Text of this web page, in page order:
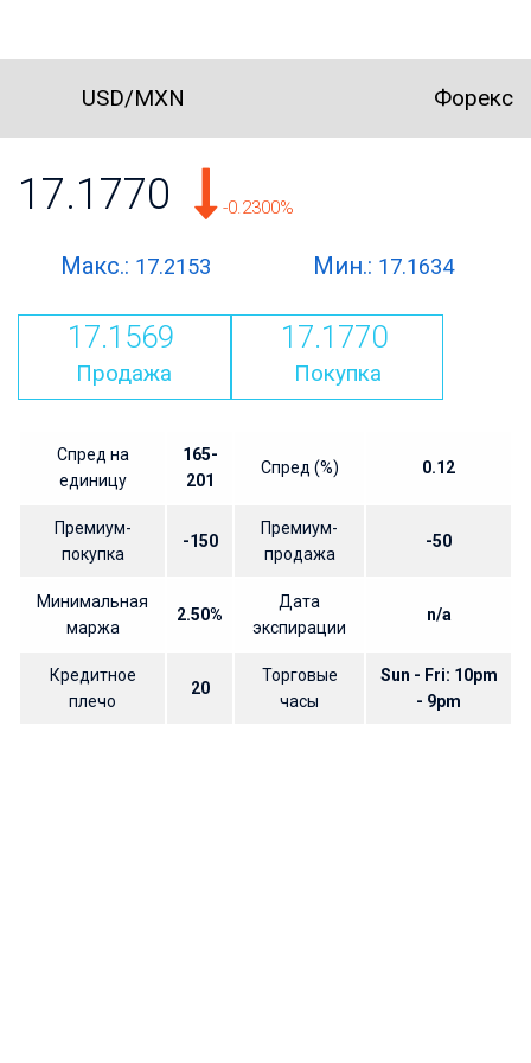
USD/MXN Форекс
17.1770 -0.2300%
Макс.: 17.2153 Мин.: 17.1634
17.1569
Продажа
17.1770
Покупка
Спред на
единицу
165-
201
Спред (%) 0.12
Премиум-
покупка
-150
Премиум-
продажа
-50
Минимальная
маржа
2.50%
Дата
экспирации
n/a
Кредитное
плечо
20
Торговые
часы
Sun - Fri: 10pm
- 9pm